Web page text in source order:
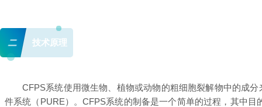
二 技术原理
CFPS系统使用微生物、植物或动物的粗细胞裂解物中的成分
件系统（PURE）。CFPS系统的制备是一个简单的过程，其中